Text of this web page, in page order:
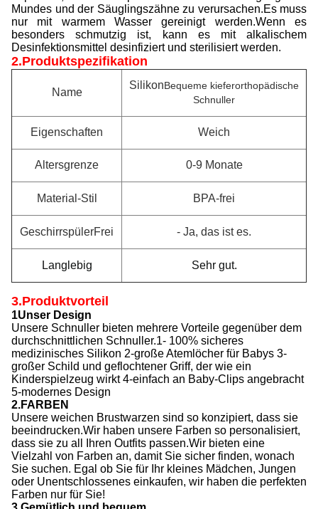
Mundes und der Säuglingszähne zu verursachen.Es muss
nur mit warmem Wasser gereinigt werden.Wenn es
besonders schmutzig ist, kann es mit alkalischem
Desinfektionsmittel desinfiziert und sterilisiert werden.
2.Produktspezifikation
Name
SilikonBequeme kieferorthopädische
Schnuller
Eigenschaften Weich
Altersgrenze 0-9 Monate
Material-Stil BPA-frei
GeschirrspülerFrei - Ja, das ist es.
Langlebig Sehr gut.
3.Produktvorteil
1Unser Design
Unsere Schnuller bieten mehrere Vorteile gegenüber dem
durchschnittlichen Schnuller.1- 100% sicheres
medizinisches Silikon 2-große Atemlöcher für Babys 3-
großer Schild und geflochtener Griff, der wie ein
Kinderspielzeug wirkt 4-einfach an Baby-Clips angebracht
5-modernes Design
2.FARBEN
Unsere weichen Brustwarzen sind so konzipiert, dass sie
beeindrucken.Wir haben unsere Farben so personalisiert,
dass sie zu all Ihren Outfits passen.Wir bieten eine
Vielzahl von Farben an, damit Sie sicher finden, wonach
Sie suchen. Egal ob Sie für Ihr kleines Mädchen, Jungen
oder Unentschlossenes einkaufen, wir haben die perfekten
Farben nur für Sie!